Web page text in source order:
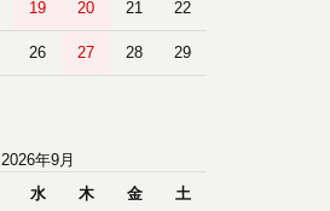
19 20 21 22
26 27 28 29
2026年9月
水 木 金 土